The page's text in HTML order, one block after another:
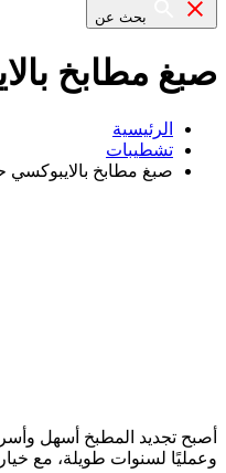
بحث عن
صبغ مطابخ
الرئيسية
تشطيبات
صبغ مطابخ بالايبوكسي حي طيبة
أصبح تجديد المطبخ أسهل
وعمليًا لسنوات طويلة، مع